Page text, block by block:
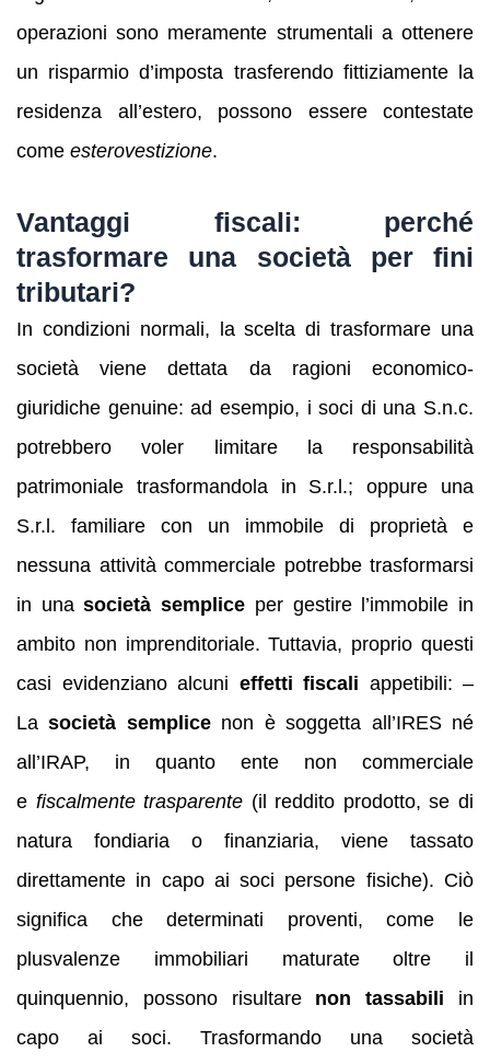
operazioni sono meramente strumentali a ottenere
un risparmio d’imposta trasferendo fittiziamente la
residenza all’estero, possono essere contestate
come esterovestizione.
Vantaggi fiscali: perché
trasformare una società per fini
tributari?
In condizioni normali, la scelta di trasformare una
società viene dettata da ragioni economico-
giuridiche genuine: ad esempio, i soci di una S.n.c.
potrebbero voler limitare la responsabilità
patrimoniale trasformandola in S.r.l.; oppure una
S.r.l. familiare con un immobile di proprietà e
nessuna attività commerciale potrebbe trasformarsi
in unasocietà semplice per gestire l’immobile in
ambito non imprenditoriale. Tuttavia, proprio questi
casi evidenziano alcuni effetti fiscali appetibili: –
Lasocietà semplicenon è soggetta all’IRES né
all’IRAP, in quanto ente non commerciale
e fiscalmente trasparente (il reddito prodotto, se di
natura fondiaria o finanziaria, viene tassato
direttamente in capo ai soci persone fisiche). Ciò
significa che determinati proventi, come le
plusvalenze immobiliari maturate oltre il
quinquennio, possono risultare non tassabili in
capo ai soci. Trasformando una società